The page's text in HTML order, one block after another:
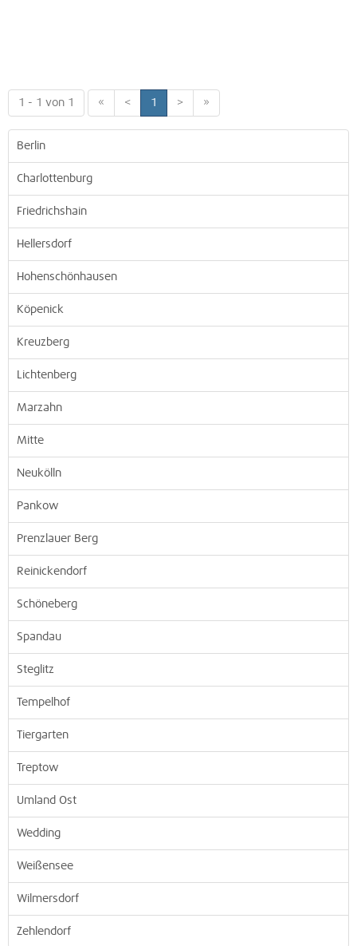
1 - 1 von 1 « < 1 > »
Berlin
Charlottenburg
Friedrichshain
Hellersdorf
Hohenschönhausen
Köpenick
Kreuzberg
Lichtenberg
Marzahn
Mitte
Neukölln
Pankow
Prenzlauer Berg
Reinickendorf
Schöneberg
Spandau
Steglitz
Tempelhof
Tiergarten
Treptow
Umland Ost
Wedding
Weißensee
Wilmersdorf
Zehlendorf